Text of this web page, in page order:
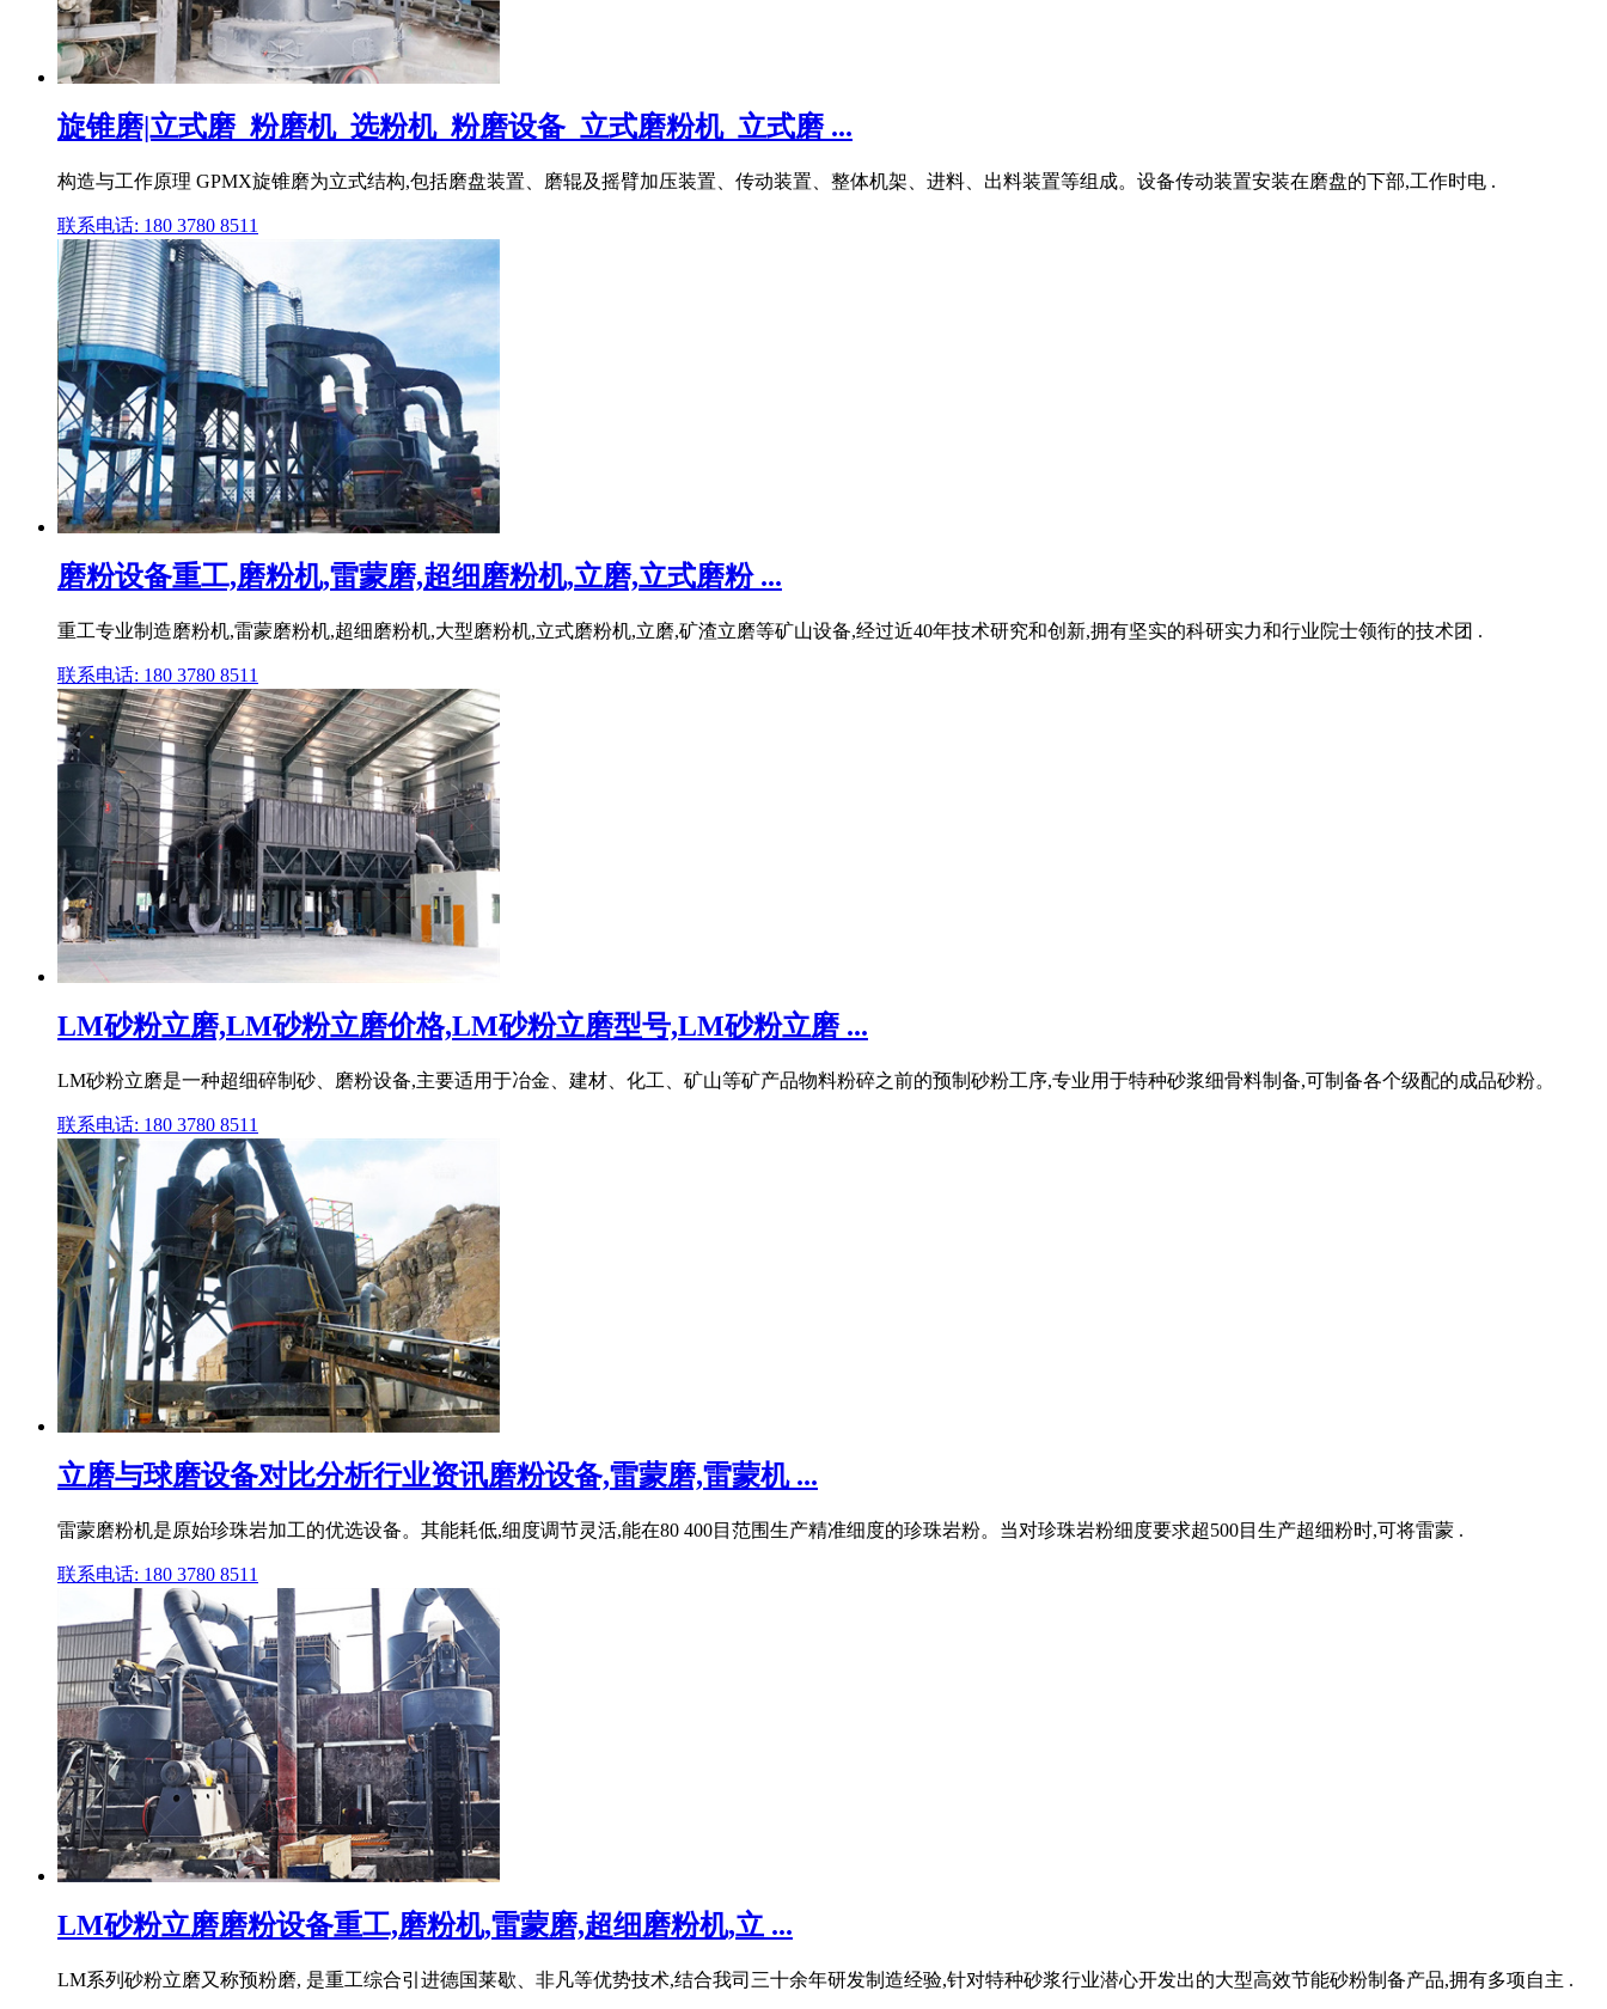
旋锥磨|立式磨_粉磨机_选粉机_粉磨设备_立式磨粉机_立式磨 ...
构造与工作原理 GPMX旋锥磨为立式结构,包括磨盘装置、磨辊及摇臂加压装置、传动装置、整体机架、进料、出料装置等组成。设备传动装置安装在磨盘的下部,工作时电 .
联系电话: 180 3780 8511
磨粉设备重工,磨粉机,雷蒙磨,超细磨粉机,立磨,立式磨粉 ...
重工专业制造磨粉机,雷蒙磨粉机,超细磨粉机,大型磨粉机,立式磨粉机,立磨,矿渣立磨等矿山设备,经过近40年技术研究和创新,拥有坚实的科研实力和行业院士领衔的技术团 .
联系电话: 180 3780 8511
LM砂粉立磨,LM砂粉立磨价格,LM砂粉立磨型号,LM砂粉立磨 ...
LM砂粉立磨是一种超细碎制砂、磨粉设备,主要适用于冶金、建材、化工、矿山等矿产品物料粉碎之前的预制砂粉工序,专业用于特种砂浆细骨料制备,可制备各个级配的成品砂粉。
联系电话: 180 3780 8511
立磨与球磨设备对比分析行业资讯磨粉设备,雷蒙磨,雷蒙机 ...
雷蒙磨粉机是原始珍珠岩加工的优选设备。其能耗低,细度调节灵活,能在80 400目范围生产精准细度的珍珠岩粉。当对珍珠岩粉细度要求超500目生产超细粉时,可将雷蒙 .
联系电话: 180 3780 8511
LM砂粉立磨磨粉设备重工,磨粉机,雷蒙磨,超细磨粉机,立 ...
LM系列砂粉立磨又称预粉磨, 是重工综合引进德国莱歇、非凡等优势技术,结合我司三十余年研发制造经验,针对特种砂浆行业潜心开发出的大型高效节能砂粉制备产品,拥有多项自主 .